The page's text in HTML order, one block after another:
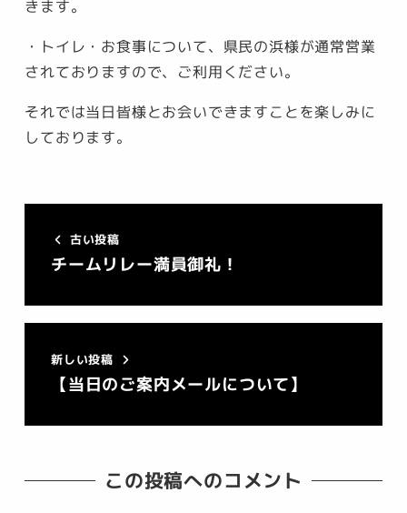
きます。
・トイレ・お食事について、県民の浜様が通常営業
されておりますので、ご利用ください。
それでは当日皆様とお会いできますことを楽しみに
しております。
古い投稿
チームリレー満員御礼！
新しい投稿
【当日のご案内メールについて】
この投稿へのコメント